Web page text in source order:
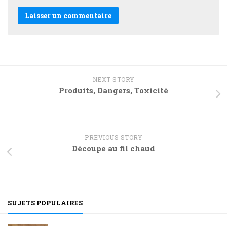
NEXT STORY
Produits, Dangers, Toxicité
PREVIOUS STORY
Découpe au fil chaud
SUJETS POPULAIRES